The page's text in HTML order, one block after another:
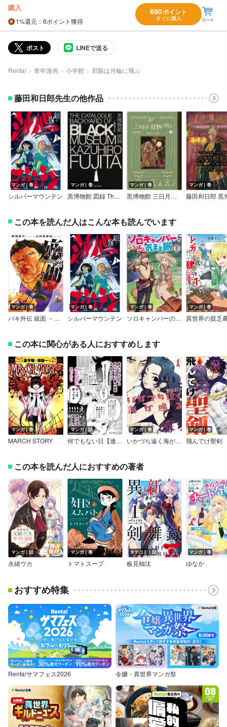
購入
1%還元 ：6ポイント獲得
690ポイント
すぐに購入
ポスト LINEで送る
Renta! 青年漫画 小学館 邪眼は月輪に飛ぶ
藤田和日郎先生の他作品
マンガ｜巻
シルバーマウンテン
マンガ｜巻
黒博物館 図録 The Catalogue ： Backyard of Black Museum
マンガ｜巻
黒博物館 三日月よ、怪物と踊れ
マンガ｜巻
この本を読んだ人はこんな本も読んでいます
マンガ｜巻
バキ外伝 疵面 －スカーフェイス－
マンガ｜巻
シルバーマウンテン
マンガ｜巻
ソロキャンパーのふらっと異世界気まま旅（コミック）
マンガ｜巻
この本に関心がある人におすすめします
マンガ｜巻
MARCH STORY
マンガ｜話
何でもない日【連載版】
マンガ｜巻
いかづち遠く海が鳴る
マンガ｜巻
飛んでけ聖剣
この本を読んだ人におすすめの著者
マンガ｜話
永緒ウカ
マンガ｜巻
トマトスープ
タテコミ｜話
板見柚汰
マンガ｜巻
ゆなか
おすすめ特集
Renta!サマフェス2026 令嬢・異世界マンガ祭